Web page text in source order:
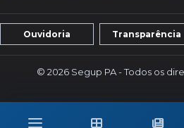
Ouvidoria Transparência
© 2026 Segup PA - Todos os